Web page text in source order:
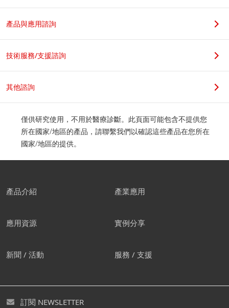
若您是學生，請在科系名稱後加上實驗室教授姓名，謝謝。
職位
公司地址
我們建議您創建屬於自己的帳
您可透過創建免費帳號下載各式型錄及進入個人頁面。您亦
產品與應用諮詢
技術服務/支援諮詢
其他諮詢
僅供研究使用，不用於醫療診斷。此頁面可能包含不提供您
所在國家/地區的產品，請聯繫我們以確認這些產品在您所在
國家/地區的提供。
產品介紹 產業應用
應用資源 實例分享
新聞 / 活動 服務 / 支援
訂閱 NEWSLETTER